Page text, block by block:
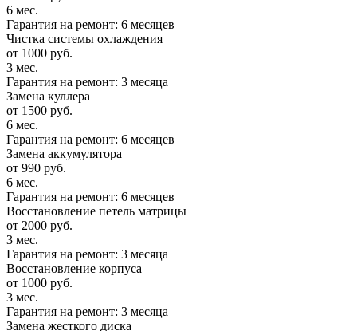
6 мес.
Гарантия на ремонт: 6 месяцев
Чистка системы охлаждения
от 1000 руб.
3 мес.
Гарантия на ремонт: 3 месяца
Замена куллера
от 1500 руб.
6 мес.
Гарантия на ремонт: 6 месяцев
Замена аккумулятора
от 990 руб.
6 мес.
Гарантия на ремонт: 6 месяцев
Восстановление петель матрицы
от 2000 руб.
3 мес.
Гарантия на ремонт: 3 месяца
Восстановление корпуса
от 1000 руб.
3 мес.
Гарантия на ремонт: 3 месяца
Замена жесткого диска